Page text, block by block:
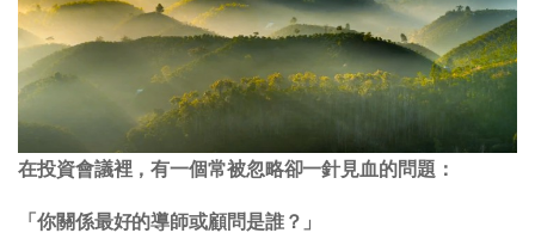
在投資會議裡，有一個常被忽略卻一針見血的問題：
「你關係最好的導師或顧問是誰？」